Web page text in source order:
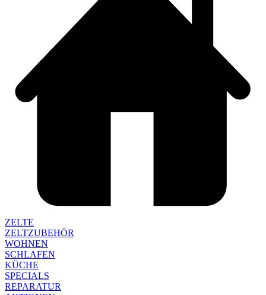
ZELTE
ZELTZUBEHÖR
WOHNEN
SCHLAFEN
KÜCHE
SPECIALS
REPARATUR